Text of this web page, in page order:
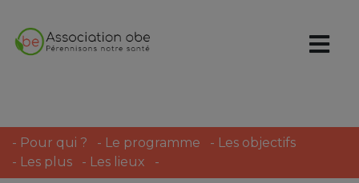
- Pour qui ? - Le programme - Les objectifs
- Les plus - Les lieux -